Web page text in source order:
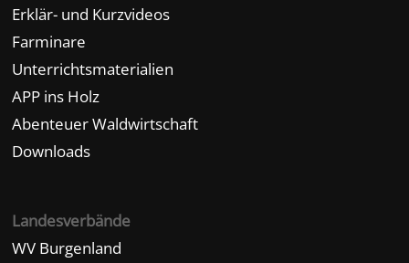
Erklär- und Kurzvideos
Farminare
Unterrichtsmaterialien
APP ins Holz
Abenteuer Waldwirtschaft
Downloads
Landesverbände
WV Burgenland